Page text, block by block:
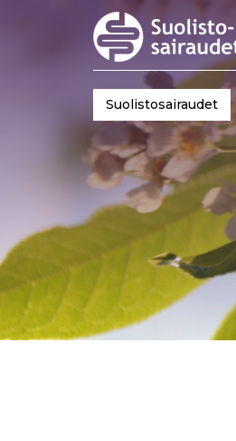
Suolistosairaudet